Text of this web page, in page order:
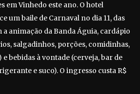
em Vinhedo este ano. O hotel
um baile de Carnaval no dia 11, das
a animação da Banda Águia, cardápio
salgadinhos, porções, comidinhas,
bebidas à vontade (cerveja, bar de
e suco). O ingresso custa R$